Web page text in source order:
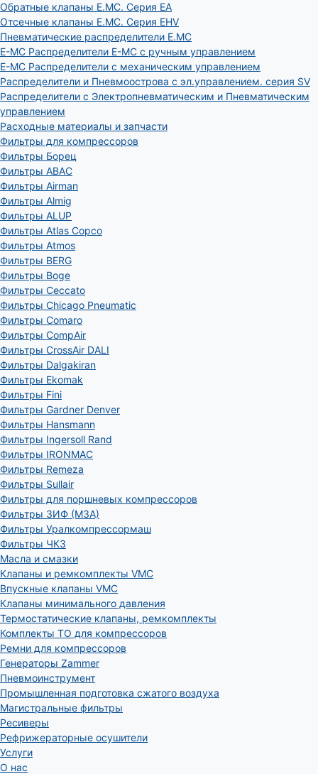
Обратные клапаны E.MC. Серия EA
Отсечные клапаны E.MC. Серия EHV
Пневматические распределители E.MC
E-MC Распределители E-MC с ручным управлением
E-MC Распределители с механическим управлением
Распределители и Пневмоострова с эл.управлением. серия SV
Распределители с Электропневматическим и Пневматическим
управлением
Расходные материалы и запчасти
Фильтры для компрессоров
Фильтры Борец
Фильтры ABAC
Фильтры Airman
Фильтры Almig
Фильтры ALUP
Фильтры Atlas Copco
Фильтры Atmos
Фильтры BERG
Фильтры Boge
Фильтры Ceccato
Фильтры Chicago Pneumatic
Фильтры Comaro
Фильтры CompAir
Фильтры CrossAir DALI
Фильтры Dalgakiran
Фильтры Ekomak
Фильтры Fini
Фильтры Gardner Denver
Фильтры Hansmann
Фильтры Ingersoll Rand
Фильтры IRONMAC
Фильтры Remeza
Фильтры Sullair
Фильтры для поршневых компрессоров
Фильтры ЗИФ (МЗА)
Фильтры Уралкомпрессормаш
Фильтры ЧКЗ
Масла и смазки
Клапаны и ремкомплекты VMC
Впускные клапаны VMC
Клапаны минимального давления
Термостатические клапаны, ремкомплекты
Комплекты ТО для компрессоров
Ремни для компрессоров
Генераторы Zammer
Пневмоинструмент
Промышленная подготовка сжатого воздуха
Магистральные фильтры
Ресиверы
Рефрижераторные осушители
Услуги
О нас